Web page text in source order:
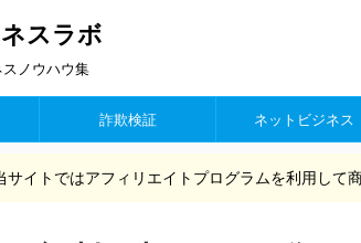
スラボ
ノウハウ集
詐欺検証 ネットビジネス
サイトではアフィリエイトプログラムを利用して